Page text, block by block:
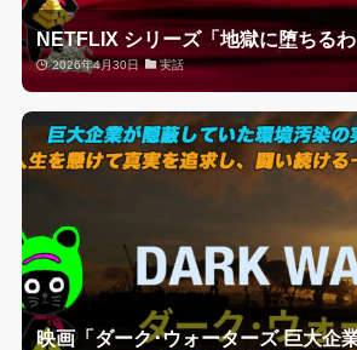
NETFLIX シリーズ「地獄に堕ちる
2026年4月30日 実話
映画「ダーク･ウォーターズ 巨大企